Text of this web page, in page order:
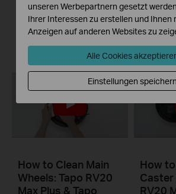
Max Plus & Tapo
RV20 Max Plus White
Tapo
& Tapo
Plus
How to Clean Main
Wheels: Tapo RV20
Max Plus & Tapo
How
Caster
RV20
unseren Werbepartnern gesetzt
Ihrer Interessen zu erstellen und Ihnen
Anzeigen auf anderen Websites zu
Alle Cookies
Einstellungen speichern